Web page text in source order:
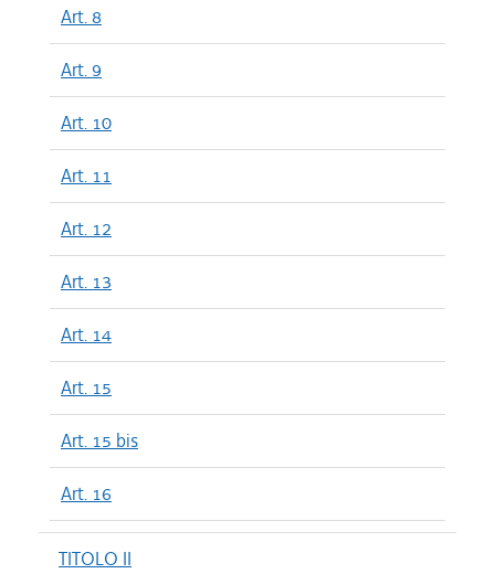
Art. 8
Art. 9
Art. 10
Art. 11
Art. 12
Art. 13
Art. 14
Art. 15
Art. 15 bis
Art. 16
TITOLO II